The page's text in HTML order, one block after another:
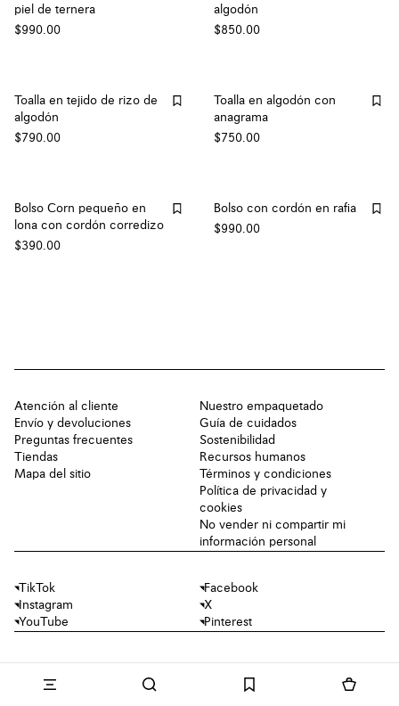
piel de ternera
$990.00
algodón
$850.00
Toalla en tejido de rizo de
algodón
$790.00
Toalla en algodón con
anagrama
$750.00
Bolso Corn pequeño en
lona con cordón corredizo
$390.00
Bolso con cordón en rafia
$990.00
Atención al cliente
Envío y devoluciones
Preguntas frecuentes
Tiendas
Mapa del sitio
Nuestro empaquetado
Guía de cuidados
Sostenibilidad
Recursos humanos
Términos y condiciones
Política de privacidad y
cookies
No vender ni compartir mi
información personal
TikTok
Facebook
Instagram
X
YouTube
Pinterest